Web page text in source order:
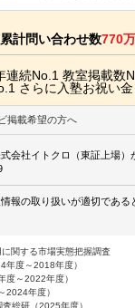
計問い合わせ数770
掲載希望の方へ
式会社イトクロ（東証上場）
報の取り扱いが適切である
関する市場実態把握調査
年度～2018年度）
度～2022年度）
2024年度）
総研（2025年度）